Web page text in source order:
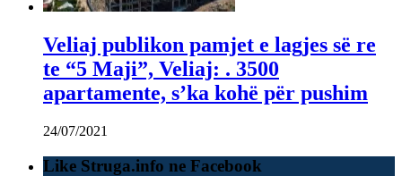
Veliaj publikon pamjet e lagjes së re
te “5 Maji”, Veliaj: . 3500
apartamente, s’ka kohë për pushim
24/07/2021
Like Struga.info ne Facebook